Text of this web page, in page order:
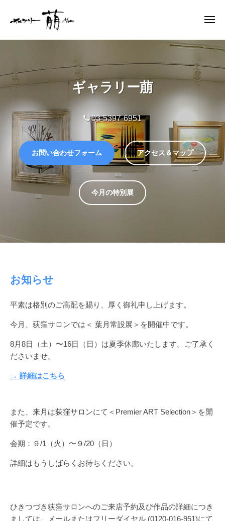
へ
ス
ギ
リ
萠
メ
ー
ギャラリー萠
03-5397-6951
お問い合わせフォーム アクセス＆マップ
今月の特別展
ホ
年
7
moe-
admin
お知らせ
平素は格別のご高配を賜り、厚く御礼申し上げます。
今月、荻窪サロンでは＜ 葉月常設展＞を開催中です。
8月8日（土）〜16日（日）は夏季休廊いたします。ご了承く
ださいませ。
→ 詳細はこちら
また、来月は荻窪サロンにて＜Premier ART Selection＞を開
催予定です。
会期：９/1（火）〜９/20（日）
詳細はもうしばらくお待ちください。
ひきつづき荻窪サロンへのご来店予約及び作品の詳細につき
ましては、メールまたはフリーダイヤル (0120-016-951)にて
ラ